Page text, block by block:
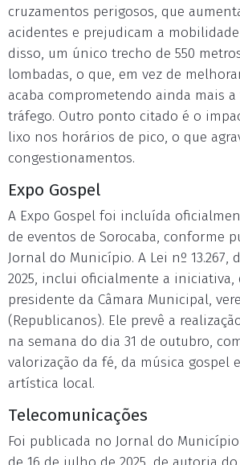
cruzamentos perigosos, que
acidentes e prejudicam a
disso, um único trecho de 550
lombadas, o que, em vez de
acaba comprometendo ainda mais
tráfego. Outro ponto citado é o
lixo nos horários de pico, o que
congestionamentos.
Expo Gospel
A Expo Gospel foi incluída
de eventos de Sorocaba, conforme
Jornal do Município. A Lei nº 13.267,
2025, inclui oficialmente a iniciativa,
presidente da Câmara Municipal,
(Republicanos). Ele prevê a
na semana do dia 31 de outubro,
valorização da fé, da música gospel
artística local.
Telecomunicações
Foi publicada no Jornal do Município